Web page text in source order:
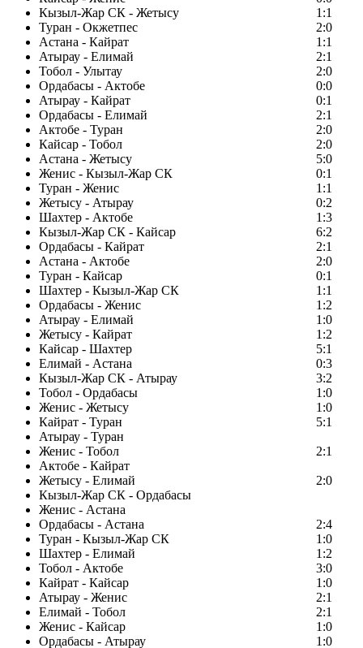
Кызыл-Жар СК - Жетысу
1:1
Туран - Окжетпес
2:0
Астана - Кайрат
1:1
Атырау - Елимай
2:1
Тобол - Улытау
2:0
Ордабасы - Актобе
0:0
Атырау - Кайрат
0:1
Ордабасы - Елимай
2:1
Актобе - Туран
2:0
Кайсар - Тобол
2:0
Астана - Жетысу
5:0
Женис - Кызыл-Жар СК
0:1
Туран - Женис
1:1
Жетысу - Атырау
0:2
Шахтер - Актобе
1:3
Кызыл-Жар СК - Кайсар
6:2
Ордабасы - Кайрат
2:1
Астана - Актобе
2:0
Туран - Кайсар
0:1
Шахтер - Кызыл-Жар СК
1:1
Ордабасы - Женис
1:2
Атырау - Елимай
1:0
Жетысу - Кайрат
1:2
Кайсар - Шахтер
5:1
Елимай - Астана
0:3
Кызыл-Жар СК - Атырау
3:2
Тобол - Ордабасы
1:0
Женис - Жетысу
1:0
Кайрат - Туран
5:1
Атырау - Туран
Женис - Тобол
2:1
Актобе - Кайрат
Жетысу - Елимай
2:0
Кызыл-Жар СК - Ордабасы
Женис - Астана
Ордабасы - Астана
2:4
Туран - Кызыл-Жар СК
1:0
Шахтер - Елимай
1:2
Тобол - Актобе
3:0
Кайрат - Кайсар
1:0
Атырау - Женис
2:1
Елимай - Тобол
2:1
Женис - Кайсар
1:0
Ордабасы - Атырау
1:0